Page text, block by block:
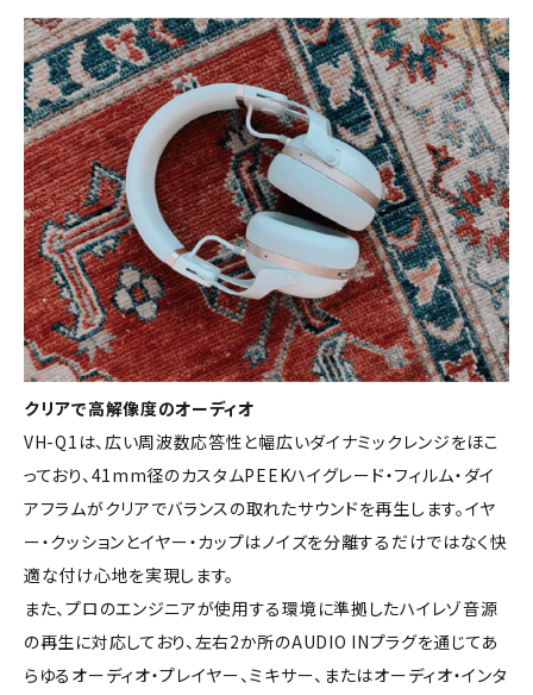
クリアで高解像度のオーディオ
VH-Q1は、広い周波数応答性と幅広いダイナミックレンジをほこ
っており、41mm径のカスタムPEEKハイグレード・フィルム・ダイ
アフラムがクリアでバランスの取れたサウンドを再生します。イヤ
ー・クッションとイヤー・カップはノイズを分離するだけではなく快
適な付け心地を実現します。
また、プロのエンジニアが使用する環境に準拠したハイレゾ音源
の再生に対応しており、左右2か所のAUDIO INプラグを通じてあ
らゆるオーディオ・プレイヤー、ミキサー、またはオーディオ・インタ